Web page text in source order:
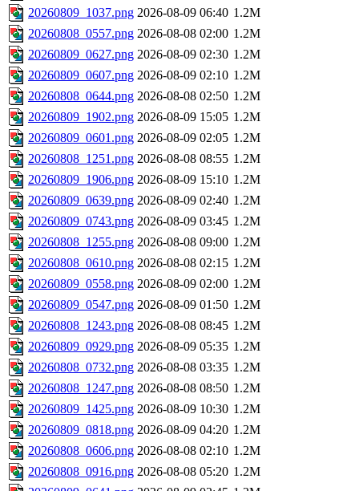
20260809_1037.png 2026-08-09 06:40 1.2M
20260808_0557.png 2026-08-08 02:00 1.2M
20260809_0627.png 2026-08-09 02:30 1.2M
20260809_0607.png 2026-08-09 02:10 1.2M
20260808_0644.png 2026-08-08 02:50 1.2M
20260809_1902.png 2026-08-09 15:05 1.2M
20260809_0601.png 2026-08-09 02:05 1.2M
20260808_1251.png 2026-08-08 08:55 1.2M
20260809_1906.png 2026-08-09 15:10 1.2M
20260809_0639.png 2026-08-09 02:40 1.2M
20260809_0743.png 2026-08-09 03:45 1.2M
20260808_1255.png 2026-08-08 09:00 1.2M
20260808_0610.png 2026-08-08 02:15 1.2M
20260809_0558.png 2026-08-09 02:00 1.2M
20260809_0547.png 2026-08-09 01:50 1.2M
20260808_1243.png 2026-08-08 08:45 1.2M
20260809_0929.png 2026-08-09 05:35 1.2M
20260808_0732.png 2026-08-08 03:35 1.2M
20260808_1247.png 2026-08-08 08:50 1.2M
20260809_1425.png 2026-08-09 10:30 1.2M
20260809_0818.png 2026-08-09 04:20 1.2M
20260808_0606.png 2026-08-08 02:10 1.2M
20260808_0916.png 2026-08-08 05:20 1.2M